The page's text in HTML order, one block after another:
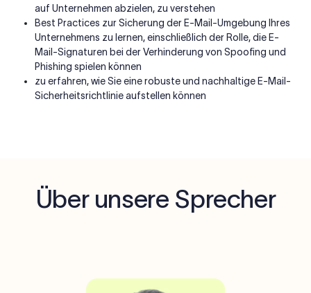
auf Unternehmen abzielen, zu verstehen
Best Practices zur Sicherung der E-Mail-Umgebung Ihres
Unternehmens zu lernen, einschließlich der Rolle, die E-
Mail-Signaturen bei der Verhinderung von Spoofing und
Phishing spielen können
zu erfahren, wie Sie eine robuste und nachhaltige E-Mail-
Sicherheitsrichtlinie aufstellen können
Über unsere Sprecher